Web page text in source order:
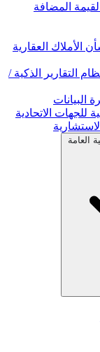
المضافة
الأملاك العقارية
التقارير الذكية /
البيانات
الاتحادية
العامة